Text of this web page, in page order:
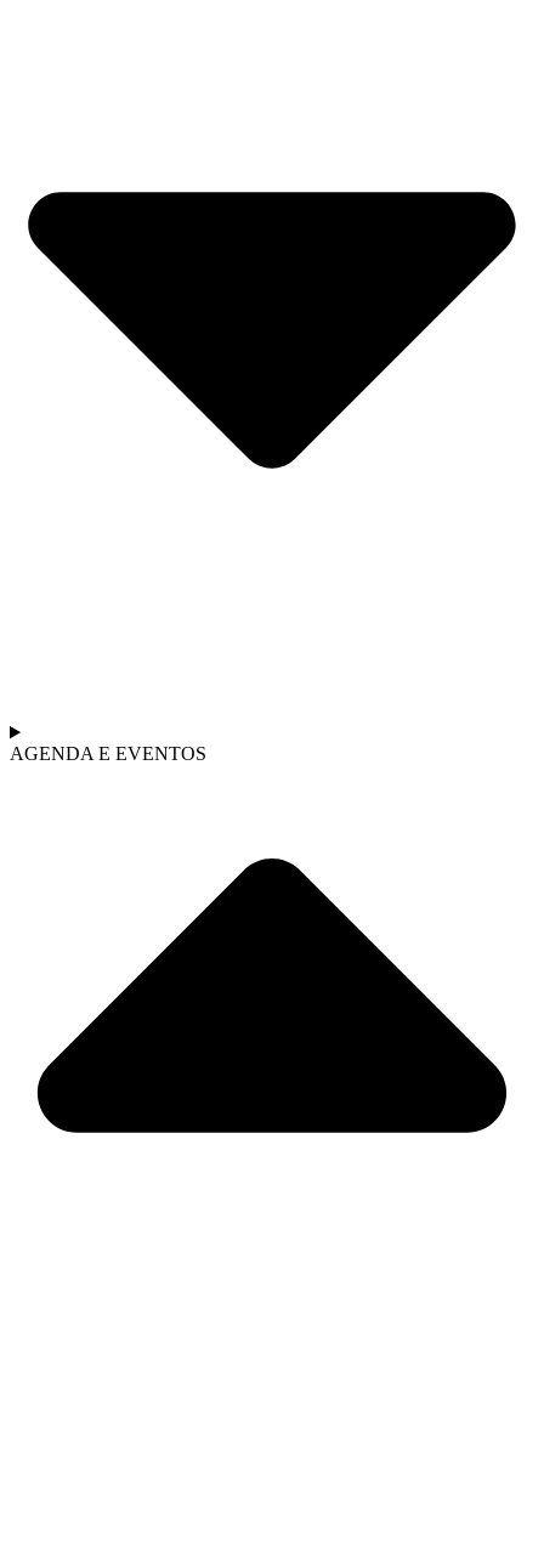
AGENDA E EVENTOS